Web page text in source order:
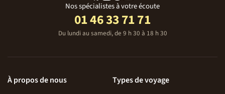
Nos spécialistes à votre écoute
01 46 33 71 71
Du lundi au samedi, de 9 h 30 à 18 h 30
À propos de nous Types de voyage